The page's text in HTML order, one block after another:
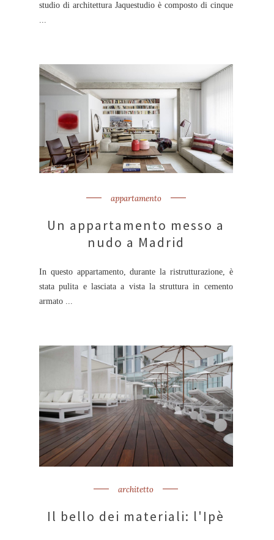
studio di architettura Jaquestudio è composto di cinque
...
appartamento
Un appartamento messo a
nudo a Madrid
In questo appartamento, durante la ristrutturazione, è
stata pulita e lasciata a vista la struttura in cemento
armato ...
architetto
Il bello dei materiali: l'Ipè